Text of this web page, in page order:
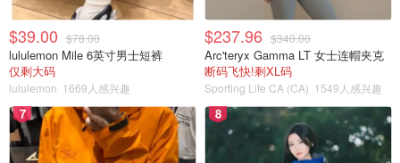
$39.00 $78.00
lululemon Mile 6英寸男士短裤
仅剩大码
lululemon 1669人感兴趣
$237.96 $340.00
Arc'teryx Gamma LT 女士连帽夹克
断码飞快!剩XL码
Sporting Life CA (CA) 1549人感兴趣
7 8